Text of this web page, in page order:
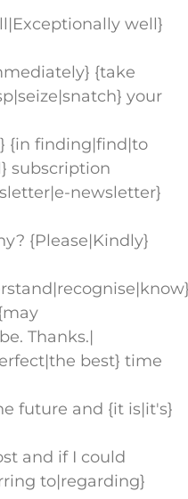
well}
{take
your
{in finding|find|to
subscription
newsletter}
{Please|Kindly}
Thanks.|
best} time
future and {it is|it's}
and if I could
to|regarding}